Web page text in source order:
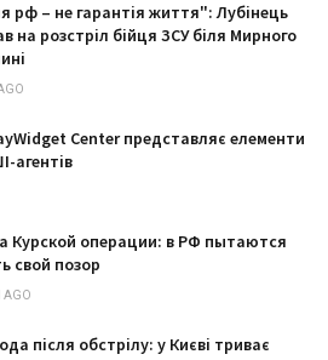
рф – не гарантія життя": Лубінець
на розстріл бійця ЗСУ біля Мирного
Center представляє елементи
агентів
Курской операции: в РФ пытаются
свой позор
після обстрілу: у Києві триває